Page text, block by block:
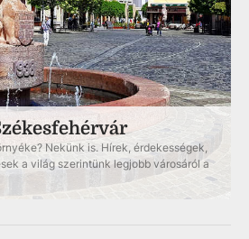
Nekünk is. Hírek, érdekességek,
a világ szerintünk legjobb városáról a